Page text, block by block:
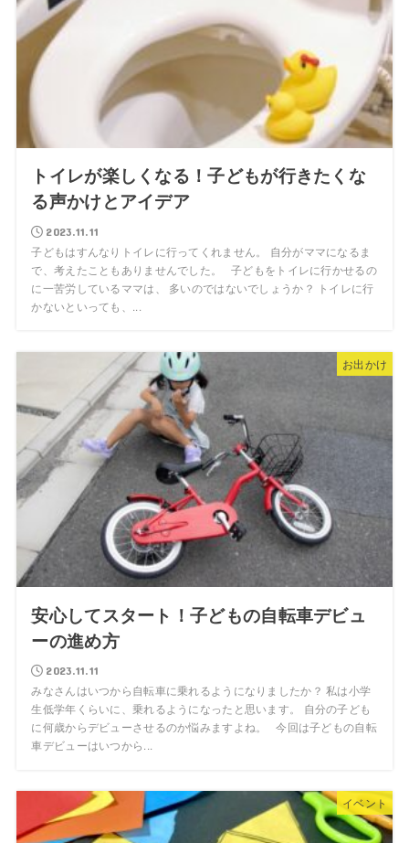
トイレが楽しくなる！子どもが行きたくな
る声かけとアイデア
2023.11.11
子どもはすんなりトイレに行ってくれません。 自分がママになるま
で、考えたこともありませんでした。 子どもをトイレに行かせるの
に一苦労しているママは、 多いのではないでしょうか？ トイレに行
かないといっても、...
お出かけ
安心してスタート！子どもの自転車デビュ
ーの進め方
2023.11.11
みなさんはいつから自転車に乗れるようになりましたか？ 私は小学
生低学年くらいに、乗れるようになったと思います。 自分の子ども
に何歳からデビューさせるのか悩みますよね。 今回は子どもの自転
車デビューはいつから...
イベント